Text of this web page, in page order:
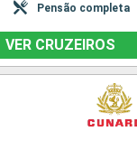
Pensão completa
VER CRUZEIROS